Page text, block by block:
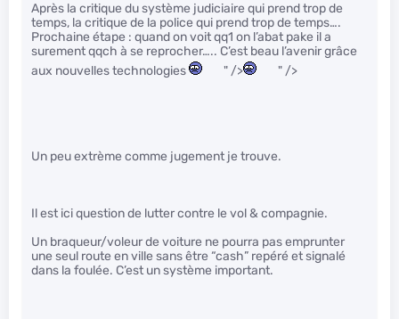
Après la critique du système judiciaire qui prend trop de
temps, la critique de la police qui prend trop de temps….
Prochaine étape : quand on voit qq1 on l’abat pake il a
surement qqch à se reprocher….. C’est beau l’avenir grâce
aux nouvelles technologies
" /> " />
Un peu extrème comme jugement je trouve.
Il est ici question de lutter contre le vol & compagnie.
Un braqueur/voleur de voiture ne pourra pas emprunter
une seul route en ville sans être “cash” repéré et signalé
dans la foulée. C’est un système important.